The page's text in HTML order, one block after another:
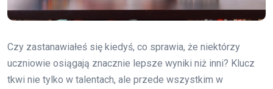
Czy zastanawiałeś się kiedyś, co sprawia, że niektórzy
uczniowie osiągają znacznie lepsze wyniki niż inni? Klucz
tkwi nie tylko w talentach, ale przede wszystkim w